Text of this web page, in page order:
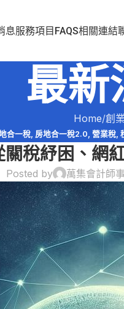
息服務項目 FAQS相關連結
最新
Home 創
合一稅, 房地合一稅2.0, 營業稅,
稅紓困、網
Posted by 萬集會計師